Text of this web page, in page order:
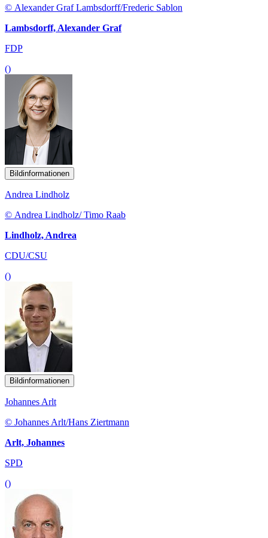
© Alexander Graf Lambsdorff/Frederic Sablon
Lambsdorff, Alexander Graf
FDP
()
Bildinformationen
Andrea Lindholz
© Andrea Lindholz/ Timo Raab
Lindholz, Andrea
CDU/CSU
()
Bildinformationen
Johannes Arlt
© Johannes Arlt/Hans Ziertmann
Arlt, Johannes
SPD
()